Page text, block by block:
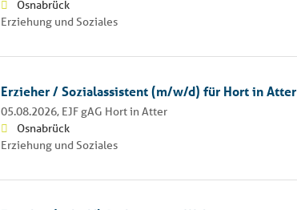
Osnabrück
Erziehung und Soziales
Erzieher / Sozialassistent (m/w/d) für Hort in Atter
05.08.2026, EJF gAG Hort in Atter
Osnabrück
Erziehung und Soziales